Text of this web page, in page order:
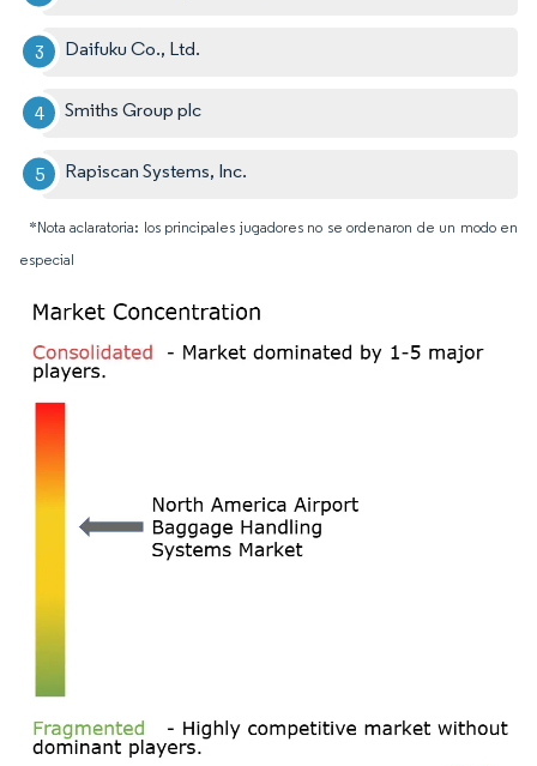
Daifuku Co., Ltd.
Smiths Group plc
Rapiscan Systems, Inc.
*Nota aclaratoria: los principales jugadores no se ordenaron de un modo en
especial